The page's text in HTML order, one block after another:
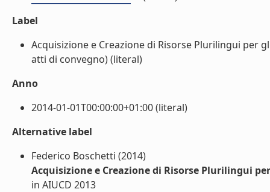
Label
Acquisizione e Creazione di Risorse Plurilingui per
atti di convegno) (literal)
Anno
2014-01-01T00:00:00+01:00 (literal)
Alternative label
Federico Boschetti (2014)
Acquisizione e Creazione di Risorse Plurilingui
in AIUCD 2013